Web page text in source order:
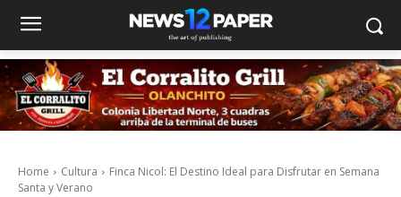
Home Cultura
Finca Nicol: El Destino Ideal para Disfrutar en Semana
Santa y Verano